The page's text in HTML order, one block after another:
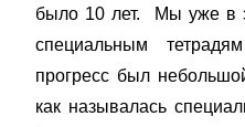
было 10 лет. Мы уже в
специальным
прогресс был
как называлась